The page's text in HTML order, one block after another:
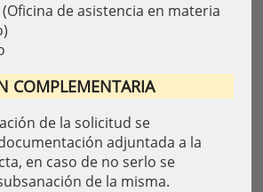
de asistencia en materia
COMPLEMENTARIA
de la solicitud se
adjuntada a la
en caso de no serlo se
de la misma.